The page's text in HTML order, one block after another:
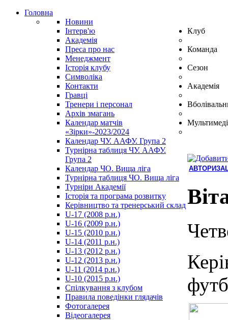
Головна
Новини
Інтерв'ю
Академія
Преса про нас
Клуб
Менеджмент
Історія клубу
Символіка
Контакти
Команда
Гравці
Тренери і персонал
Архів змагань
Сезон
Календар матчів
«Зірки»-2023/2024
Календар ЧУ. ААФУ. Група 2
Турнірна таблиця ЧУ. ААФУ.
Група 2
Календар ЧО. Вища ліга
Турнірна таблиця ЧО. Вища ліга
Академія
Турніри Академії
Історія та програма розвитку
Керівництво та тренерський склад
U-17 (2008 р.н.)
U-16 (2009 р.н.)
U-15 (2010 р.н.)
U-14 (2011 р.н.)
U-13 (2012 р.н.)
U-12 (2013 р.н.)
U-11 (2014 р.н.)
U-10 (2015 р.н.)
Спілкування з клубом
Правила поведінки глядачів
Фотогалерея
Відеогалерея